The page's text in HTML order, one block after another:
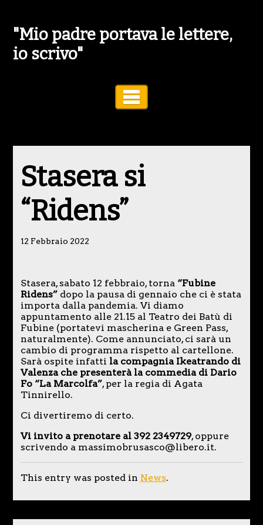
"Mio padre portava le lettere,
io scrivo"
Stasera si
“Ridens”
12 Febbraio 2022
Stasera, sabato 12 febbraio, torna “Fubine
Ridens”dopo la pausa di gennaio che ci è stata
importa dalla pandemia. Vi diamo
appuntamento alle 21.15 al Teatro dei Batù di
Fubine (portatevi mascherina e Green Pass,
naturalmente). Come annunciato, ci sarà un
cambio di programma rispetto al cartellone.
Sarà ospite infatti la compagnia Ikeatrando di
Valenza che presenterà la commedia di Dario
Fo “La Marcolfa”, per la regia di Agata
Tinnirello.
Ci divertiremo di certo.
Vi invito a prenotare al 392 2349729, oppure
scrivendo a massimobrusasco@libero.it.
This entry was posted in News.